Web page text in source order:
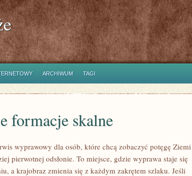
ARCHIWUM TAGI
formacje skalne
wyprawowy dla osób, które chcą zobaczyć potęgę Ziemi
pierwotnej odsłonie. To miejsce, gdzie wyprawa staje się
a krajobraz zmienia się z każdym zakrętem szlaku. Jeśli